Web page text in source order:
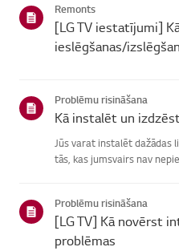
Remonts
[LG TV iestatījumi]
ieslēgšanas/
Problēmu risināšana
Kā instalēt un
Jūs varat instalēt dažādas
tās, kas jumsvairs nav
Problēmu risināšana
[LG TV] Kā novērst
problēmas